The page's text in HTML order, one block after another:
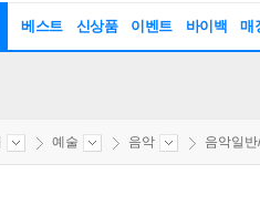
베스트 신상품 이벤트 바이백 매
예술 음악 음악일